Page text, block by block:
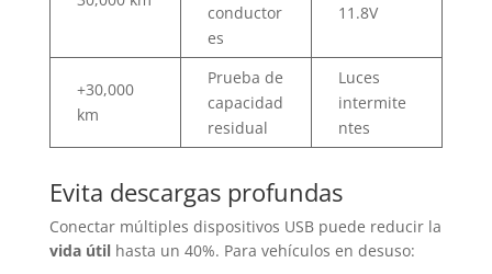
conductor
es
11.8V
+30,000
km
Prueba de
capacidad
residual
Luces
intermite
ntes
Evita descargas profundas
Conectar múltiples dispositivos USB puede reducir la
vida útilhasta un 40%. Para vehículos en desuso: